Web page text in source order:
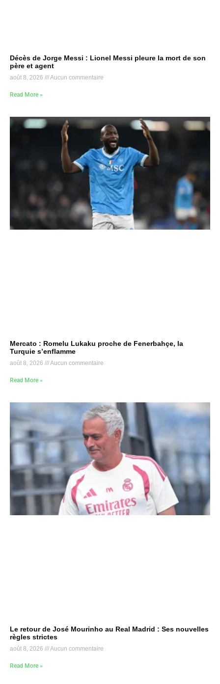
Décès de Jorge Messi : Lionel Messi pleure la mort de son
père et agent
août 8, 2026 Aucun commentaire
Read More »
Mercato : Romelu Lukaku proche de Fenerbahçe, la
Turquie s’enflamme
août 8, 2026 Aucun commentaire
Read More »
Le retour de José Mourinho au Real Madrid : Ses nouvelles
règles strictes
août 8, 2026 Aucun commentaire
Read More »